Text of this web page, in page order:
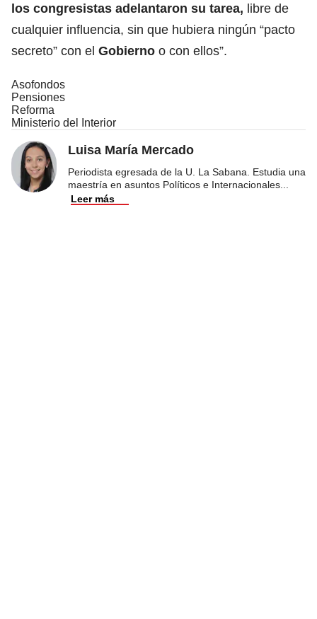
los congresistas adelantaron su tarea, libre de
cualquier influencia, sin que hubiera ningún “pacto
secreto” con el Gobierno o con ellos”.
Asofondos
Pensiones
Reforma
Ministerio del Interior
Luisa María Mercado
Periodista egresada de la U. La Sabana. Estudia una
maestría en asuntos Políticos e Internacionales
Leer más